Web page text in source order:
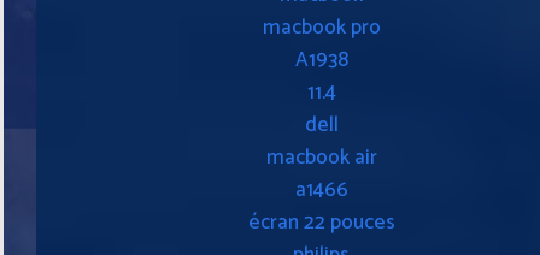
macbook pro
A1938
11.4
dell
macbook air
a1466
écran 22 pouces